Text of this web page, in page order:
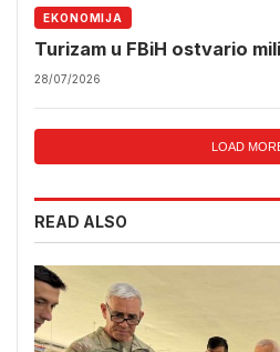
EKONOMIJA
Turizam u FBiH ostvario
28/07/2026
LOAD
READ ALSO